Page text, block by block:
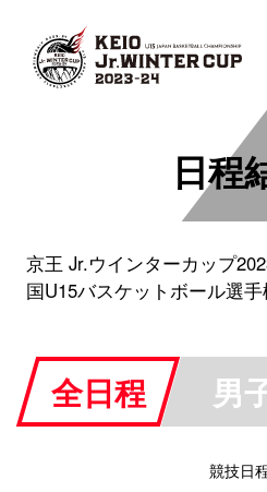
日程
京王 Jr.ウインターカップ
国U15バスケットボール選
全日程 男
競技日